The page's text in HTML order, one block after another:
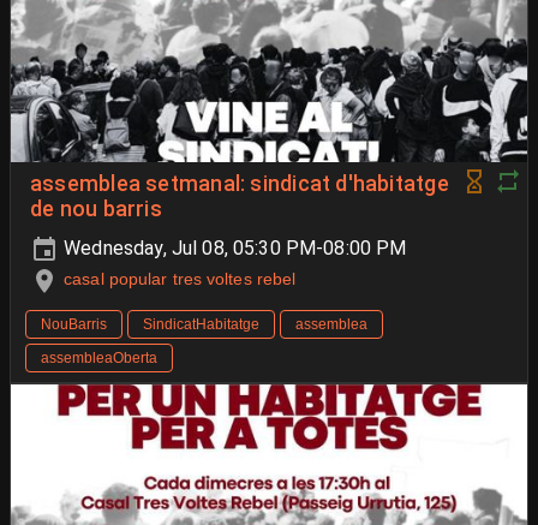
assemblea setmanal: sindicat d'habitatge
de nou barris
Wednesday, Jul 08, 05:30 PM-08:00 PM
casal popular tres voltes rebel
NouBarris SindicatHabitatge
assemblea
assembleaOberta